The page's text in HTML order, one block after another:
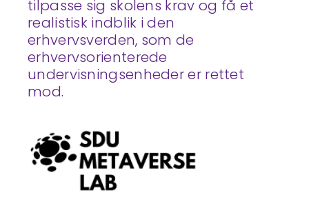
tilpasse sig skolens krav og få et
realistisk indblik i den
erhvervsverden, som de
erhvervsorienterede
undervisningsenheder er rettet
mod.